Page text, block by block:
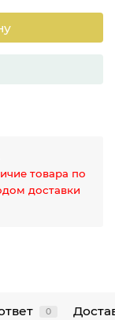
товара по
доставки
0